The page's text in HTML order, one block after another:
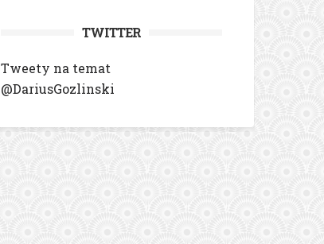
TWITTER
Tweety na temat
@DariusGozlinski